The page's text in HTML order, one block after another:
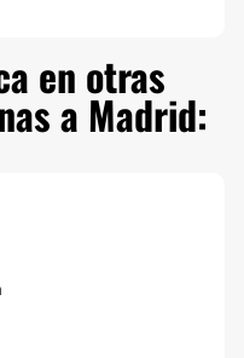
en otras
a Madrid: